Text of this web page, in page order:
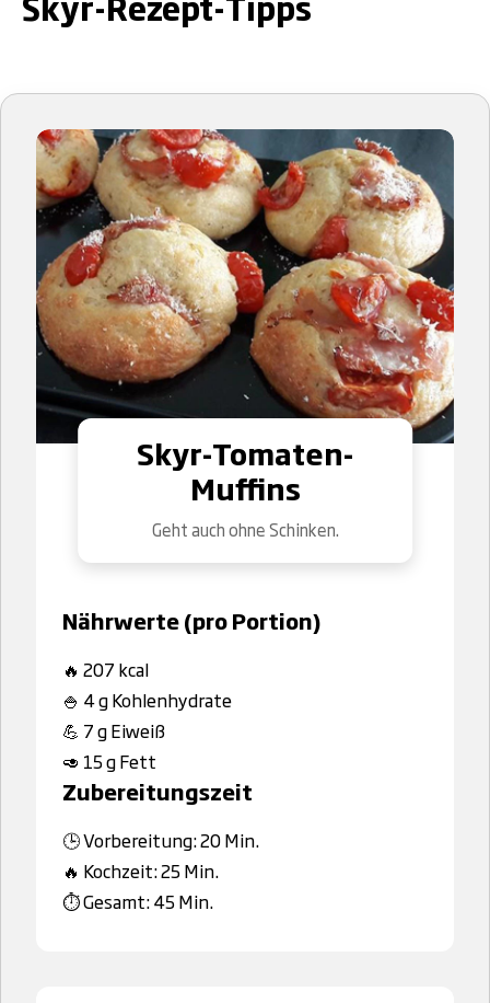
Skyr-Tomaten-
Muffins
Geht auch ohne Schinken.
Nährwerte (pro Portion)
🔥 207 kcal
🍚 4 g Kohlenhydrate
💪 7 g Eiweiß
🥑 15 g Fett
Zubereitungszeit
🕒 Vorbereitung: 20 Min.
🔥 Kochzeit: 25 Min.
⏱️ Gesamt: 45 Min.